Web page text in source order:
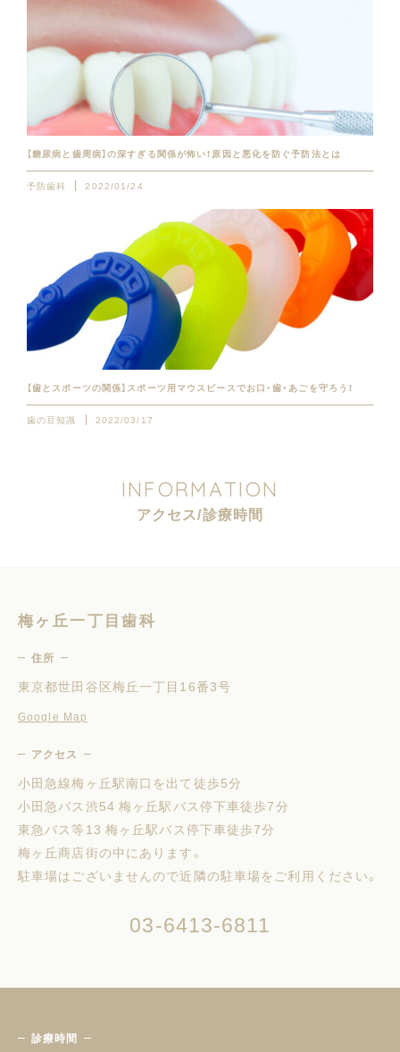
【糖尿病と歯周病】の深すぎる関係が怖い！原因と悪化を防ぐ予防法とは
予防歯科 2022/01/24
【歯とスポーツの関係】スポーツ用マウスピースでお口・歯・あごを守ろう！
歯の豆知識 2022/03/17
INFORMATION
アクセス/診療時間
梅ヶ丘一丁目歯科
住所
東京都世田谷区梅丘一丁目16番3号
Google Map
アクセス
小田急線梅ヶ丘駅南口を出て徒歩5分
小田急バス渋54 梅ヶ丘駅バス停下車徒歩7分
東急バス等13 梅ヶ丘駅バス停下車徒歩7分
梅ヶ丘商店街の中にあります。
駐車場はございませんので近隣の駐車場をご利用ください。
03-6413-6811
診療時間